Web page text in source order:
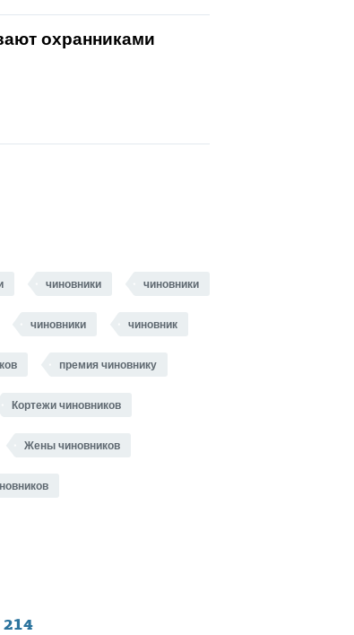
охранниками
чиновники чиновники
чиновники чиновник
премия чиновнику
Кортежи чиновников
Жены чиновников
214